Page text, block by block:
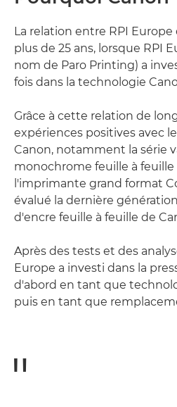
La relation entre RPI
plus de 25 ans, lorsque RPI
nom de Paro Printing) a
fois dans la technologie
Grâce à cette relation de
expériences positives avec
Canon, notamment la série
monochrome feuille à
l'imprimante grand format
évalué la dernière
d'encre feuille à feuille de
Après des tests et des
Europe a investi dans la
d'abord en tant que
puis en tant que